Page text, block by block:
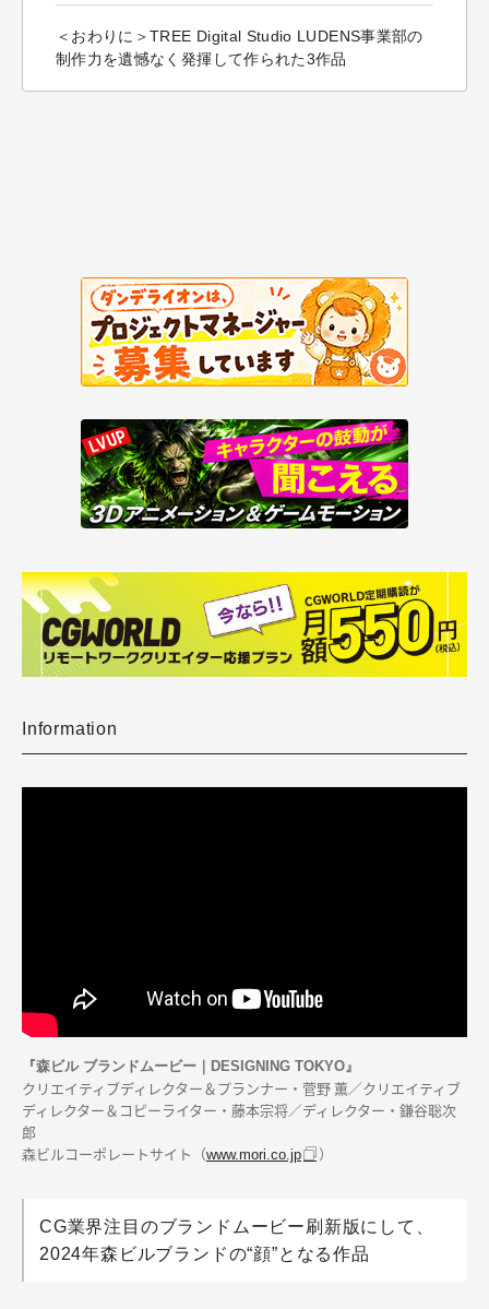
＜おわりに＞TREE Digital Studio LUDENS事業部の
制作力を遺憾なく発揮して作られた3作品
Information
『森ビル ブランドムービー｜DESIGNING TOKYO』
クリエイティブディレクター＆プランナー・菅野 薫／クリエイティブ
ディレクター＆コピーライター・藤本宗将／ディレクター・鎌谷聡次
郎
森ビルコーポレートサイト（www.mori.co.jp ）
CG業界注目のブランドムービー刷新版にして、
2024年森ビルブランドの“顔”となる作品